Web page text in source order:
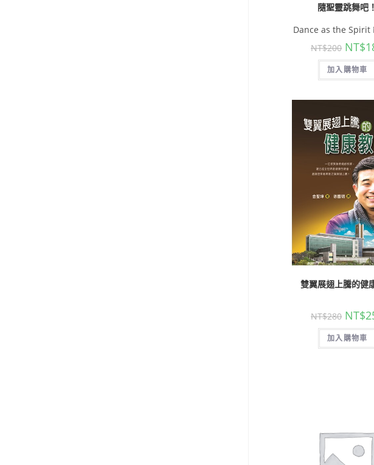
隨聖靈跳舞吧！
Dance as the Spirit
NT$200 NT$
加入購物車
雙翼展翅上騰的健
NT$280 NT$
加入購物車